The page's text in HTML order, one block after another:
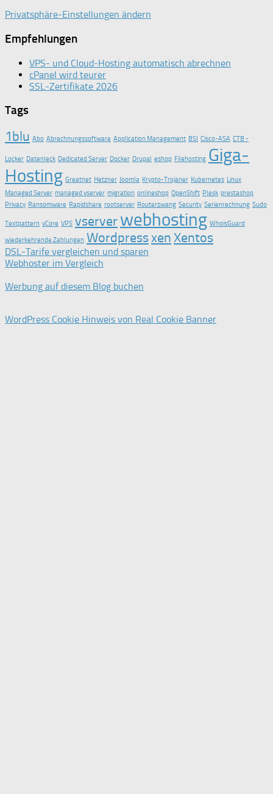
Privatsphäre-Einstellungen ändern
Empfehlungen
VPS- und Cloud-Hosting automatisch abrechnen
cPanel wird teurer
SSL-Zertifikate 2026
Tags
1blu Abo Abrechnungssoftware Application Management BSI Cisco-ASA CTB -
Locker Datenleck Dedicated Server Docker Drupal eshop Filehosting Giga-
Hosting Greatnet Hetzner Joomla Krypto-Trojaner Kubernetes Linux
Managed Server managed vserver migration onlineshop OpenShift Plesk prestashop
Privacy Ransomware Rapidshare rootserver Routerzwang Security Serienrechnung Sudo
Textpattern vCore VPS vserverwebhosting WhoisGuard
wiederkehrende Zahlungen WordpressxenXentos
DSL-Tarife vergleichen und sparen
Webhoster im Vergleich
Werbung auf diesem Blog buchen
WordPress Cookie Hinweis von Real Cookie Banner